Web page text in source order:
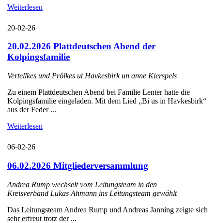
Weiterlesen
20-02-26
20.02.2026 Plattdeutschen Abend der
Kolpingsfamilie
Vertellkes und Prölkes ut Havkesbirk un anne Kierspels
Zu einem Plattdeutschen Abend bei Familie Lenter hatte die
Kolpingsfamilie eingeladen. Mit dem Lied „Bi us in Havkesbirk“
aus der Feder ...
Weiterlesen
06-02-26
06.02.2026 Mitgliederversammlung
Andrea Rump wechselt vom Leitungsteam in den
Kreisverband Lukas Ahmann ins Leitungsteam gewählt
Das Leitungsteam Andrea Rump und Andreas Janning zeigte sich
sehr erfreut trotz der ...